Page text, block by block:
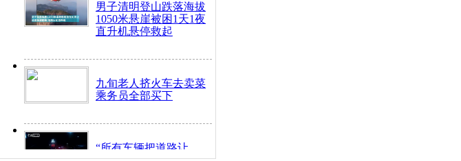
男子清明登山跌落海拔
1050米悬崖被困1天1夜
直升机悬停救起
九旬老人挤火车去卖菜
乘务员全部买下
“所有车辆把道路让